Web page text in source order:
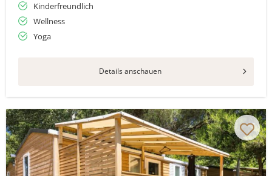
Kinderfreundlich
Wellness
Yoga
Details anschauen